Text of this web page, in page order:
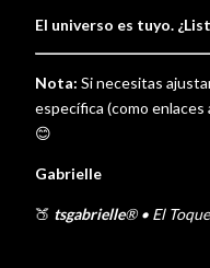
El universo es tuyo.
Nota: Si necesitas
específica (como enlaces
😊
Gabrielle
🍑 tsgabrielle® • El